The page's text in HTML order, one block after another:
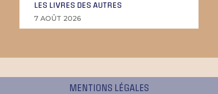
LES LIVRES DES AUTRES
7 AOÛT 2026
MENTIONS LÉGALES